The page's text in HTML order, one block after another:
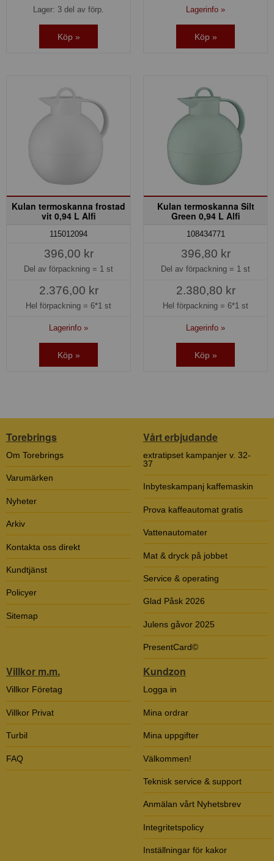
Lager: 3 del av förp.
Köp »
Lagerinfo »
Köp »
Kulan termoskanna frostad
vit 0,94 L Alfi
115012094
396,00 kr
Del av förpackning = 1 st
2.376,00 kr
Hel förpackning = 6*1 st
Lagerinfo »
Köp »
Kulan termoskanna Silt
Green 0,94 L Alfi
108434771
396,80 kr
Del av förpackning = 1 st
2.380,80 kr
Hel förpackning = 6*1 st
Lagerinfo »
Köp »
Torebrings
Om Torebrings
Varumärken
Nyheter
Arkiv
Kontakta oss direkt
Kundtjänst
Policyer
Sitemap
Vårt erbjudande
extratipset kampanjer v. 32-
37
Inbyteskampanj kaffemaskin
Prova kaffeautomat gratis
Vattenautomater
Mat & dryck på jobbet
Service & operating
Glad Påsk 2026
Julens gåvor 2025
PresentCard©
Villkor m.m.
Villkor Företag
Villkor Privat
Turbil
FAQ
Kundzon
Logga in
Mina ordrar
Mina uppgifter
Välkommen!
Teknisk service & support
Anmälan vårt Nyhetsbrev
Integritetspolicy
Inställningar för kakor